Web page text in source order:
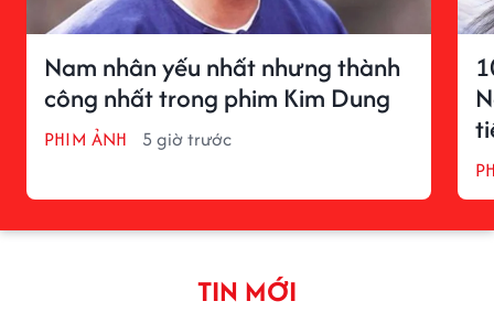
Nam nhân yếu nhất nhưng thành
công nhất trong phim Kim Dung
PHIM ẢNH 5 giờ trước
TIN MỚI